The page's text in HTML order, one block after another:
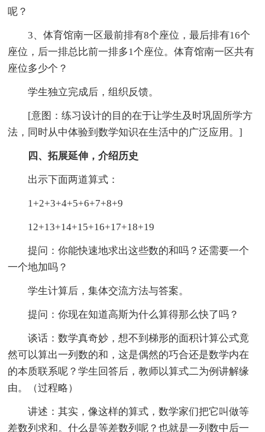
呢？
3、体育馆南一区最前排有8个座位，最后排有16个
座位，后一排总比前一排多1个座位。体育馆南一区共有
座位多少个？
学生独立完成后，组织反馈。
[意图：练习设计的目的在于让学生及时巩固所学方
法，同时从中体验到数学知识在生活中的广泛应用。]
四、拓展延伸，介绍历史
出示下面两道算式：
1+2+3+4+5+6+7+8+9
12+13+14+15+16+17+18+19
提问：你能快速地求出这些数的和吗？还需要一个
一个地加吗？
学生计算后，集体交流方法与答案。
提问：你现在知道高斯为什么算得那么快了吗？
谈话：数学真奇妙，想不到梯形的面积计算公式竟
然可以算出一列数的和，这是偶然的巧合还是数学内在
的本质联系呢？学生回答后，教师以算式二为例讲解缘
由。（过程略）
讲述：其实，像这样的算式，数学家们把它叫做等
差数列求和。什么是等差数列呢？也就是一列数中后一